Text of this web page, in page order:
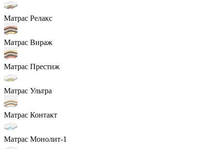
Матрас Релакс
Матрас Вираж
Матрас Престиж
Матрас Ультра
Матрас Контакт
Матрас Монолит-1